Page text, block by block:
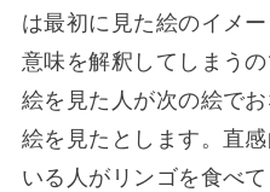
は最初に見た絵のイメ
意味を解釈してしまう
絵を見た人が次の絵で
絵を見たとします。直
いる人がリンゴを食べ